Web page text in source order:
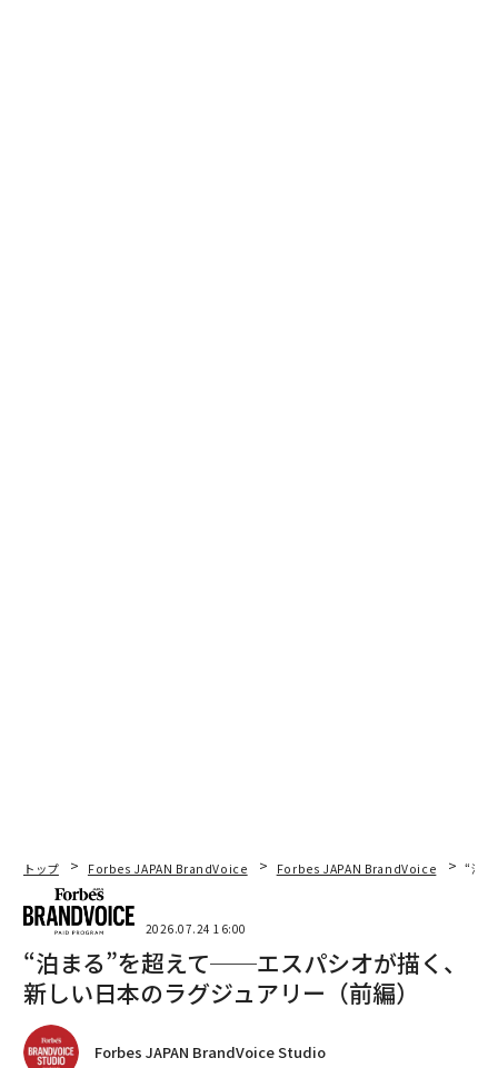
トップ Forbes JAPAN BrandVoice Forbes JAPAN BrandVoice “泊
2026.07.24 16:00
“泊まる”を超えて──エスパシオが描く、
新しい日本のラグジュアリー（前編）
Forbes JAPAN BrandVoice Studio